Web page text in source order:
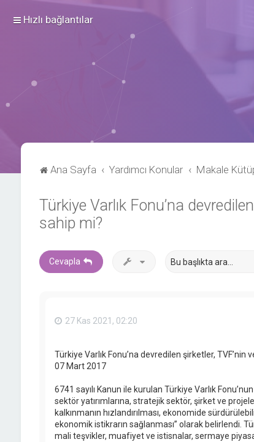
Hızlı bağlantılar
Ana Sayfa Yardımcı Konular Makale
Türkiye Varlık Fonu’na
sahip mi?
Cevapla
27 Kas 2021, 02:20
Türkiye Varlık Fonu’na devredilen şirketler,
07 Mart 2017
6741 sayılı Kanun ile kurulan Türkiye Varlık
sektör yatırımlarına, stratejik sektör, şirket ve
kalkınmanın hızlandırılması, ekonomide
ekonomik istikrarın sağlanması” olarak belirlendi.
mali teşvikler, muafiyet ve istisnalar, sermaye